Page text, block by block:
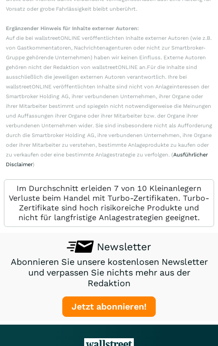
Vorsatz oder grobe Fahrlässigkeit bleibt unberührt.
Ergänzender Hinweis für Inhalte externer Autoren:
Auf die bei wallstreetONLINE veröffentlichten Inhalte externer Autoren (wie z.B.
von Gastkommentatoren, Nachrichtenagenturen oder nicht zur Smartbroker-
Gruppe gehörende Unternehmen) haben wir keinen Einfluss. Externe Autoren
gehören nicht der Redaktion von wallstreetONLINE an.Für die Inhalte sind
ausschließlich die jeweiligen externen Autoren verantwortlich. Ihre bei
wallstreetONLINE veröffentlichten Inhalte sind nicht von Anlageinteressen der
Smartbroker Holding AG, ihrer verbundenen Unternehmen, ihrer Organe oder
ihrer Mitarbeiter bestimmt und spiegeln nicht notwendigerweise die Meinungen
und Auffassungen ihrer Organe oder ihrer Mitarbeiter bzw. der Organe ihrer
verbundenen Unternehmen wider. Sie sind insbesondere nicht als Aufforderung
durch die Smartbroker Holding AG, ihre verbundenen Unternehmen, ihre Organe
oder ihrer Mitarbeiter zu verstehen, bestimmte Anlageprodukte zu kaufen oder
zu verkaufen oder eine bestimmte Anlagestrategie zu verfolgen. (Ausführlicher
Disclaimer)
Im Durchschnitt erleiden 7 von 10 Kleinanlegern
Verluste beim Handel mit Turbo-Zertifikaten. Turbo-
Zertifikate sind hoch risikoreiche Produkte und
nicht für langfristige Anlagestrategien geeignet.
Newsletter
Abonnieren Sie unsere kostenlosen Newsletter
und verpassen Sie nichts mehr aus der
Redaktion
Jetzt abonnieren!